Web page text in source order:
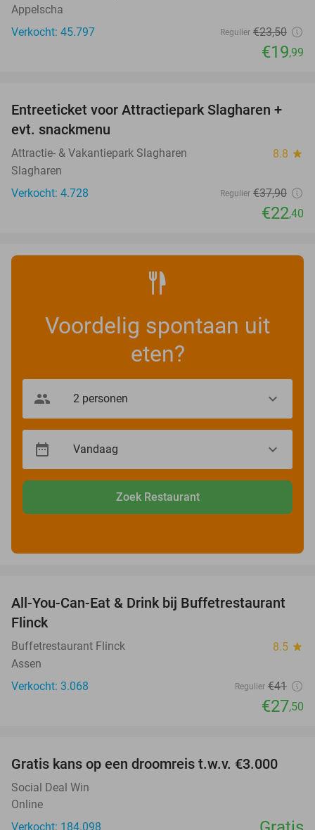
Appelscha
Verkocht: 45.797
Regulier €23,50
€19,99
41%
Entreeticket voor Attractiepark Slagharen +
evt. snackmenu
Attractie- & Vakantiepark Slagharen 8.8 star
Slagharen
Verkocht: 4.728
Regulier €37,90
€22,40
Voordelig spontaan uit
eten?
Zoek Restaurant
33%
All-You-Can-Eat & Drink bij Buffetrestaurant
Flinck
Buffetrestaurant Flinck 8.5 star
Assen
Verkocht: 3.068
Regulier €41
€27,50
Gratis kans op een droomreis t.w.v. €3.000
Social Deal Win
Online
Verkocht: 184.098